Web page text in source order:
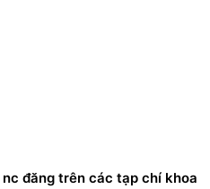
đăng trên các tạp chí khoa